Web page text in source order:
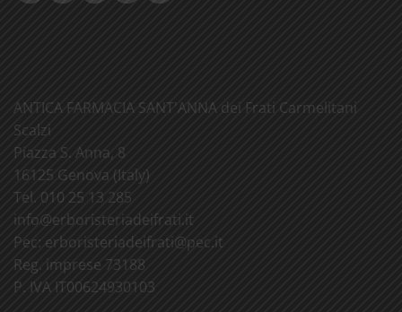
ANTICA FARMACIA SANT'ANNA dei Frati Carmelitani
Scalzi
Piazza S. Anna, 8
16125 Genova (Italy)
Tel. 010 25 13 285
info@erboristeriadeifrati.it
Pec: erboristeriadeifrati@pec.it
Reg. imprese 73188
P. IVA IT00624930103